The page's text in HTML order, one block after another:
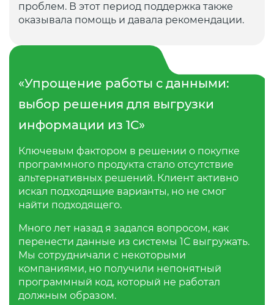
проблем. В этот период поддержка также
оказывала помощь и давала рекомендации.
«Упрощение работы с данными:
выбор решения для выгрузки
информации из 1С»
Ключевым фактором в решении о покупке
программного продукта стало отсутствие
альтернативных решений. Клиент активно
искал подходящие варианты, но не смог
найти подходящего.
Много лет назад я задался вопросом, как
перенести данные из системы 1С выгружать.
Мы сотрудничали с некоторыми
компаниями, но получили непонятный
программный код, который не работал
должным образом.